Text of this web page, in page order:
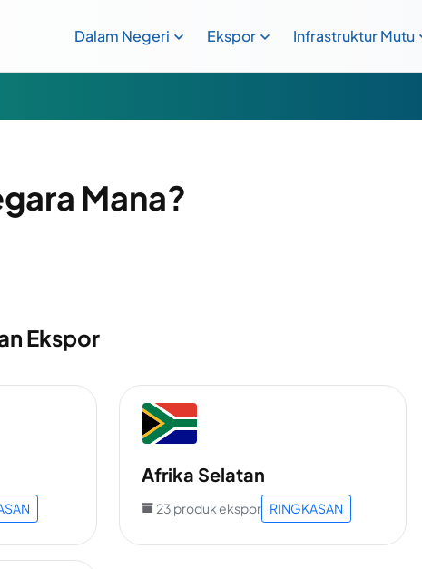
Dalam Negeri Ekspor Infrastruktur Mutu
Mana?
Ekspor
Afrika Selatan
23 produk ekspor RINGKASAN